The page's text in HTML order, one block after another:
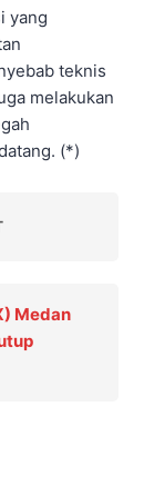
yang
teknis
melakukan
(*)
Medan